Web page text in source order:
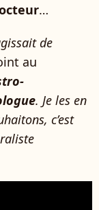
…
de
au
. Je les en
c’est